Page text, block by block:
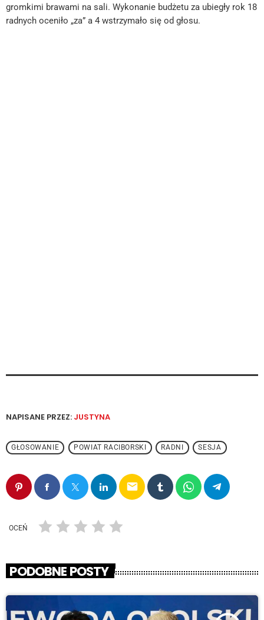
gromkimi brawami na sali. Wykonanie budżetu za ubiegły rok 18
radnych oceniło „za” a 4 wstrzymało się od głosu.
NAPISANE PRZEZ: JUSTYNA
GŁOSOWANIE POWIAT RACIBORSKI RADNI SESJA
email
OCEŃ
PODOBNE POSTY